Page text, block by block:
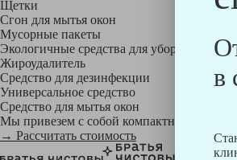
в
Щетки
Сгон для мытья окон
Мусорные пакеты
Экологичные средства для уборки
Жироудалитель
Средство для дезинфекции
Универсальное средство
Средство для мытья окон
Мы привезем с собой компактный
→ Рассчитать стоимость